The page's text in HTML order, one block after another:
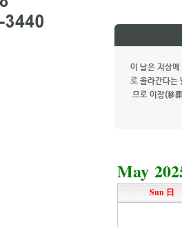
이 날은 지상
로 올라간다는
므로 이장(移
May
Sun 日